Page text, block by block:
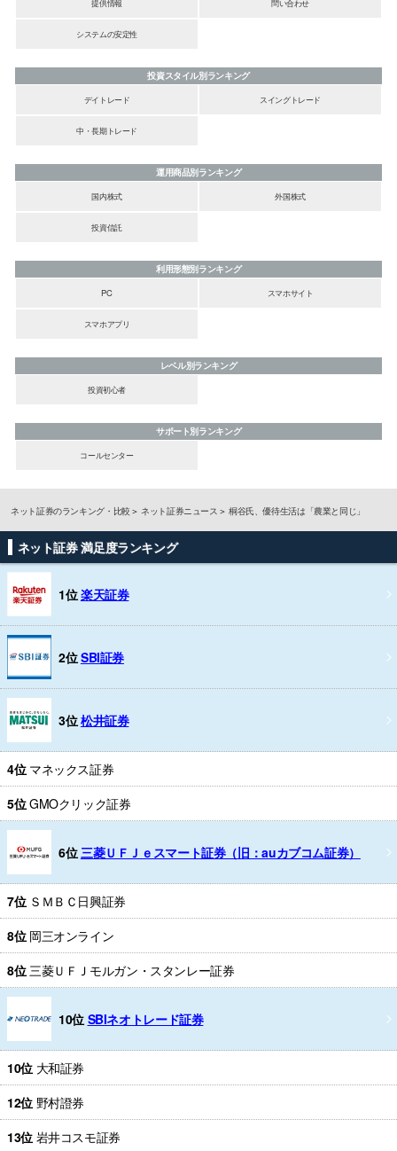
提供情報 問い合わせ
システムの安定性
投資スタイル別ランキング
デイトレード
スイングトレード
中・長期トレード
運用商品別ランキング
国内株式
外国株式
投資信託
利用形態別ランキング
PC
スマホサイト
スマホアプリ
レベル別ランキング
投資初心者
サポート別ランキング
コールセンター
ネット証券のランキング・比較 ネット証券ニュース 桐谷氏、優待生活は「農業と同じ」
ネット証券 満足度ランキング
1位楽天証券
2位SBI証券
3位松井証券
4位 マネックス証券
5位GMOクリック証券
6位 三菱ＵＦＪｅスマート証券（旧：auカブコム証券）
7位 ＳＭＢＣ日興証券
8位 岡三オンライン
8位 三菱ＵＦＪモルガン・スタンレー証券
10位 SBIネオトレード証券
10位 大和証券
12位 野村證券
13位 岩井コスモ証券